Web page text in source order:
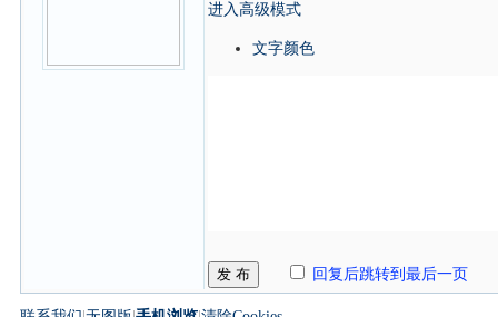
进入高级模式
文字颜色
发 布 回复后跳转到最后一页